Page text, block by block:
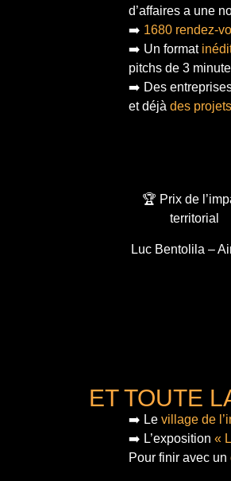
d’affaires a une
➡️ 1680 rendez-
➡️ Un format
pitchs de 3
➡️ Des
et déjà des projets
🏆 Prix de
territorial
Luc Bentolila –
ET TOUTE
➡️ Le village de
➡️ L’exposition «
Pour finir avec un